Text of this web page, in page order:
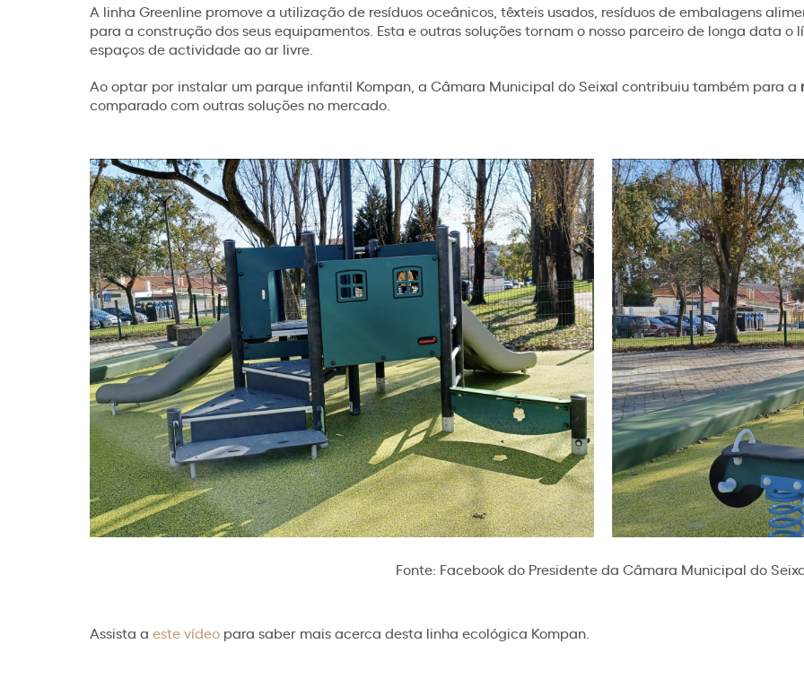
A linha Greenline promove a utilização de resíduos oceânicos, têxteis usados, resíduos de embalagens
para a construção dos seus equipamentos. Esta e outras soluções tornam o nosso parceiro de longa data
espaços de actividade ao ar livre.
Ao optar por instalar um parque infantil Kompan, a Câmara Municipal do Seixal contribuiu também para a
comparado com outras soluções no mercado.
Fonte: Facebook do Presidente da Câmara Municipal do
Assista a este vídeo para saber mais acerca desta linha ecológica Kompan.